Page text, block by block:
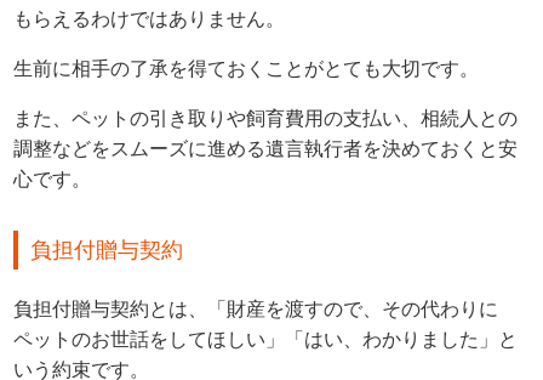
もらえるわけではありません。
生前に相手の了承を得ておくことがとても大切です。
また、ペットの引き取りや飼育費用の支払い、相続人との
調整などをスムーズに進める遺言執行者を決めておくと安
心です。
負担付贈与契約
負担付贈与契約とは、「財産を渡すので、その代わりに
ペットのお世話をしてほしい」「はい、わかりました」と
いう約束です。